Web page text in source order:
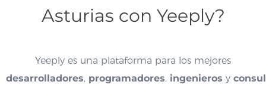
Asturias con Yeeply?
Yeeply es una plataforma para los mejores
desarrolladores, programadores, ingenieros y